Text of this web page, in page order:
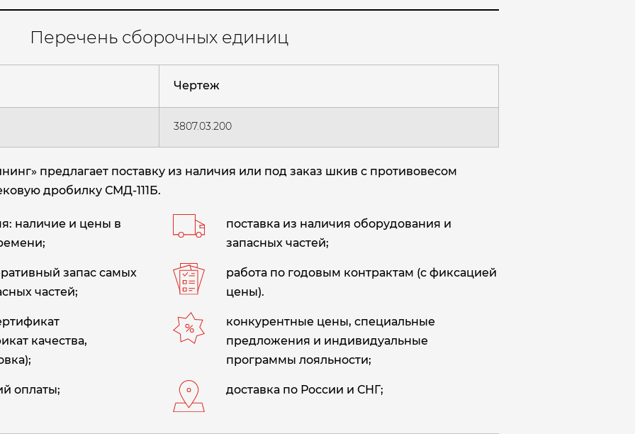
Перечень сборочных единиц
Чертеж
3807.03.200
предлагает поставку из наличия или под заказ шкив с противовесом
дробилку СМД-111Б.
наличие и цены в
поставка из наличия оборудования и
запасных частей;
запас самых
частей;
работа по годовым контрактам (с фиксацией
цены).
качества,
конкурентные цены, специальные
предложения и индивидуальные
программы лояльности;
оплаты; доставка по России и СНГ;